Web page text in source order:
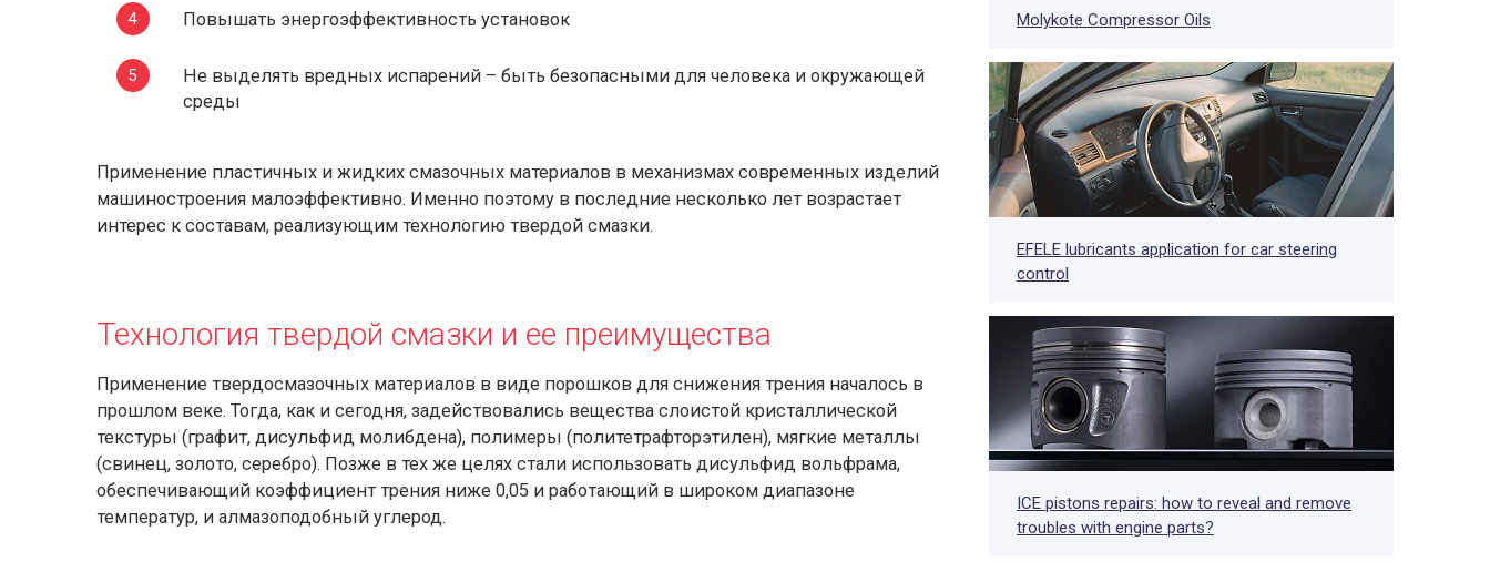
Molykote Compressor Oils
EFELE lubricants application for car steering
control
ICE pistons repairs: how to reveal and remove
troubles with engine parts?
Повышать энергоэффективность установок
Не выделять вредных испарений – быть безопасными для человека и окружающей
среды
Применение пластичных и жидких смазочных материалов в механизмах современных изделий
машиностроения малоэффективно. Именно поэтому в последние несколько лет возрастает
интерес к составам, реализующим технологию твердой смазки.
Технология твердой смазки и ее преимущества
Применение твердосмазочных материалов в виде порошков для снижения трения началось в
прошлом веке. Тогда, как и сегодня, задействовались вещества слоистой кристаллической
текстуры (графит, дисульфид молибдена), полимеры (политетрафторэтилен), мягкие металлы
(свинец, золото, серебро). Позже в тех же целях стали использовать дисульфид вольфрама,
обеспечивающий коэффициент трения ниже 0,05 и работающий в широком диапазоне
температур, и алмазоподобный углерод.